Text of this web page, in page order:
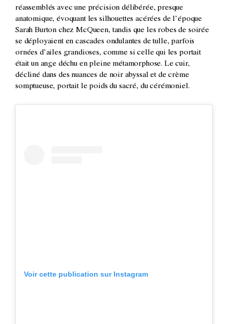
réassemblés avec une précision délibérée, presque
anatomique, évoquant les silhouettes acérées de l’époque
Sarah Burton chez McQueen, tandis que les robes de soirée
se déployaient en cascades ondulantes de tulle, parfois
ornées d’ailes grandioses, comme si celle qui les portait
était un ange déchu en pleine métamorphose. Le cuir,
décliné dans des nuances de noir abyssal et de crème
somptueuse, portait le poids du sacré, du cérémoniel.
Voir cette publication sur Instagram